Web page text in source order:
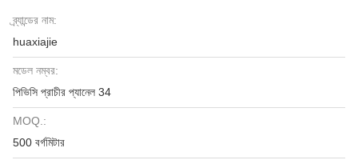
ব্র্যান্ডের নাম:
huaxiajie
মডেল নম্বর:
পিভিসি প্রাচীর প্যানেল 34
MOQ.:
500 বর্গমিটার